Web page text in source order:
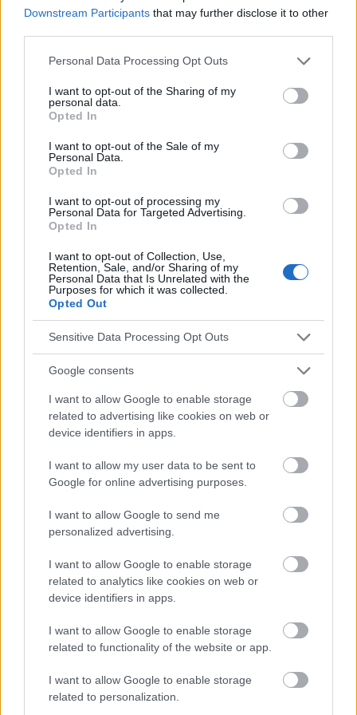
Downstream Participants that may further disclose it to other
Please note that this website/app uses one or more Google
not limited to your visit or usage behaviour. You may click to
grant or deny consent to Google and its third-party tags to
use your data for below specified purposes in below Google
consent section.
Personal Data Processing Opt Outs
I want to opt-out of the Sharing of my
personal data.
Opted In
I want to opt-out of the Sale of my
Personal Data.
Opted In
I want to opt-out of processing my
Personal Data for Targeted Advertising.
Opted In
I want to opt-out of Collection, Use,
Retention, Sale, and/or Sharing of my
Personal Data that Is Unrelated with the
Purposes for which it was collected.
Opted Out
Sensitive Data Processing Opt Outs
Google consents
I want to allow Google to enable storage
related to advertising like cookies on web or
device identifiers in apps.
I want to allow my user data to be sent to
Google for online advertising purposes.
I want to allow Google to send me
personalized advertising.
I want to allow Google to enable storage
related to analytics like cookies on web or
device identifiers in apps.
I want to allow Google to enable storage
related to functionality of the website or app.
I want to allow Google to enable storage
related to personalization.
sangre en las heces, vómitos repetidos o
sanguinolentos,
pérdida significativa de peso, falta de aumento de
peso o retención del crecimiento,
fiebre recurrente.
Posibles causas de dolor abdominal crónico con
signos de alerta:
enfermedad inflamatoria intestinal crónica,
gastritis,
úlcera gástrica,
malformaciones de los riñones,
cálculos renales,
cálculos biliares,
pancreatitis,
Si se han descartado los síntomas de alarma y el
dolor persiste, puede estar relacionado con el
estreñimiento crónico o con causas psicológicas
como una reacción de estrés.
¿Interesante? ¡Compártelo en Facebook!
¿Quiere estar al día? Síganos en Goog News